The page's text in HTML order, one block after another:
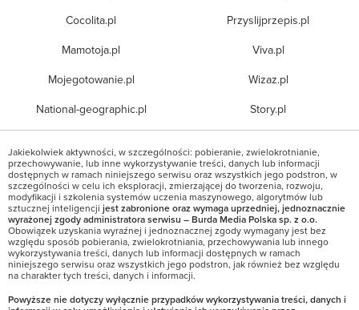
Cocolita.pl
Mamotoja.pl
Mojegotowanie.pl
National-geographic.pl
Przyslijprzepis.pl
Viva.pl
Wizaz.pl
Story.pl
Jakiekolwiek aktywności, w szczególności: pobieranie, zwielokrotnianie,
przechowywanie, lub inne wykorzystywanie treści, danych lub informacji
dostępnych w ramach niniejszego serwisu oraz wszystkich jego podstron, w
szczególności w celu ich eksploracji, zmierzającej do tworzenia, rozwoju,
modyfikacji i szkolenia systemów uczenia maszynowego, algorytmów lub
sztucznej inteligencji jest zabronione oraz wymaga uprzedniej, jednoznacznie
wyrażonej zgody administratora serwisu – Burda Media Polska sp. z o.o.
Obowiązek uzyskania wyraźnej i jednoznacznej zgody wymagany jest bez
względu sposób pobierania, zwielokrotniania, przechowywania lub innego
wykorzystywania treści, danych lub informacji dostępnych w ramach
niniejszego serwisu oraz wszystkich jego podstron, jak również bez względu
na charakter tych treści, danych i informacji.
Powyższe nie dotyczy wyłącznie przypadków wykorzystywania treści, danych i